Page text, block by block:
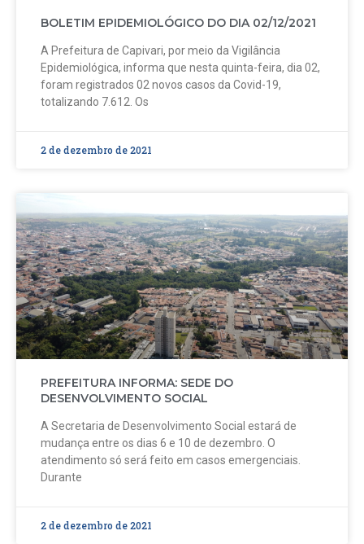
BOLETIM EPIDEMIOLÓGICO DO DIA 02/12/2021
A Prefeitura de Capivari, por meio da Vigilância
Epidemiológica, informa que nesta quinta-feira, dia 02,
foram registrados 02 novos casos da Covid-19,
totalizando 7.612. Os
2 de dezembro de 2021
PREFEITURA INFORMA: SEDE DO
DESENVOLVIMENTO SOCIAL
A Secretaria de Desenvolvimento Social estará de
mudança entre os dias 6 e 10 de dezembro. O
atendimento só será feito em casos emergenciais.
Durante
2 de dezembro de 2021